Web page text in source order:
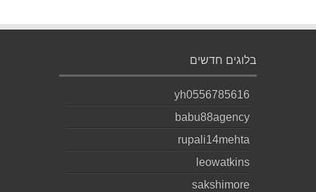
בלוגים חדשים
yh0556785616
babu88agency
rupali14mehta
leowatkins
sakshimore